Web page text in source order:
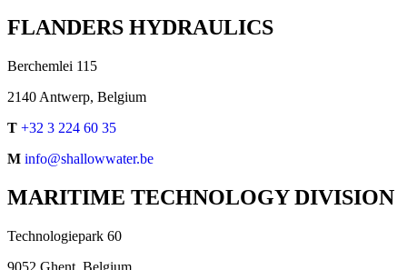
FLANDERS HYDRAULICS
Berchemlei 115
2140 Antwerp, Belgium
T +32 3 224 60 35
M info@shallowwater.be
MARITIME TECHNOLOGY DIVISION
Technologiepark 60
9052 Ghent, Belgium